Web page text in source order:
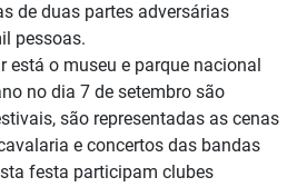
de duas partes adversárias
pessoas.
está o museu e parque nacional
no dia 7 de setembro são
são representadas as cenas
e concertos das bandas
festa participam clubes